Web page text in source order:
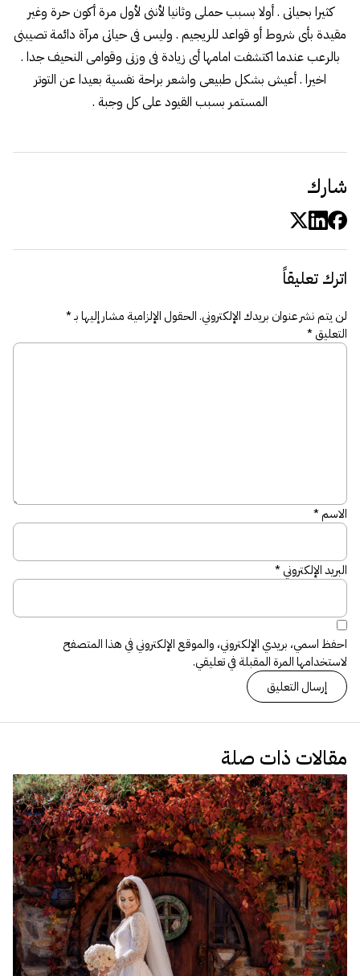
كثيرا بحياتى . أولا بسبب حملى وثانيا لأننى لأول مرة أكون حرة وغير
مقيدة بأى شروط أو قواعد للريجيم . وليس فى حياتى مرآة دائمة تصيبنى
بالرعب عندما اكتشفت امامها أى زيادة فى وزنى وقوامى النحيف جدا .
اخيرا . أعيش بشكل طبيعى واشعر براحة نفسية بعيدا عن التوتر
المستمر بسبب القيود على كل وجبة .
شارك
اترك تعليقاً
لن يتم نشر عنوان بريدك الإلكتروني.الحقول الإلزامية مشار إليها بـ*
التعليق*
الاسم*
البريد الإلكتروني*
احفظ اسمي، بريدي الإلكتروني، والموقع الإلكتروني في هذا المتصفح
لاستخدامها المرة المقبلة في تعليقي.
مقالات ذات صلة